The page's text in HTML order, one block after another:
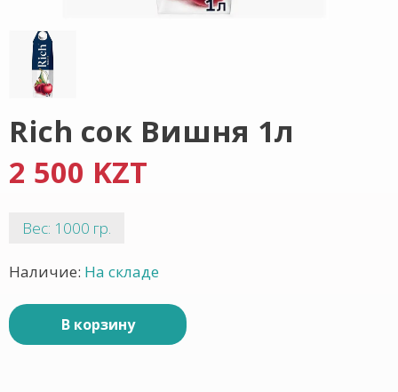
Rich сок Вишня 1л
2 500 KZT
Вес: 1000 гр.
Наличие: На складе
В корзину